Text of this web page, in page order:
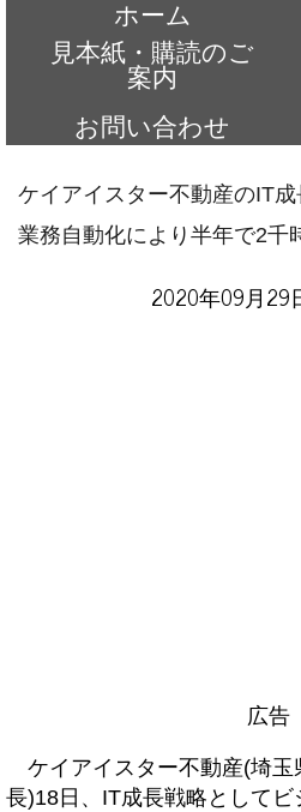
ホーム
見本紙・購読のご
案内
お問い合わせ
ケイアイスター不動産のIT
業務自動化により半年で2千
2020年09月29
広告
ケイアイスター不動産(埼
長)18日、IT成長戦略として